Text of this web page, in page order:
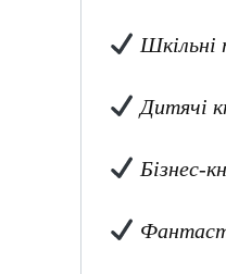
Шкільні
Дитячі
Бізнес-